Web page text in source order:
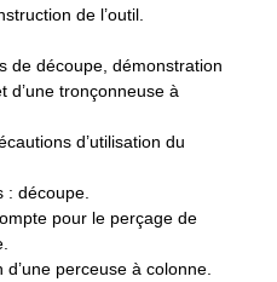
de l’outil.
de découpe, démonstration
d’une tronçonneuse à
d’utilisation du
: découpe.
pour le perçage de
perceuse à colonne.